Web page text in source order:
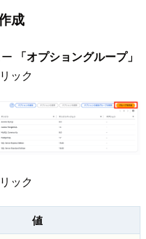
成
「オプショングループ」
ック
ック
値